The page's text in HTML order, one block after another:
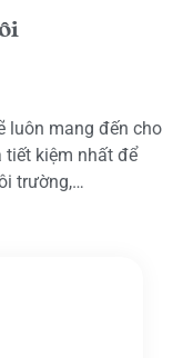
luôn mang đến cho
tiết kiệm nhất để
trường,…